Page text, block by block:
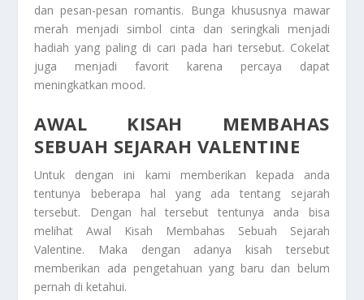
dan pesan-pesan romantis. Bunga khususnya mawar
merah menjadi simbol cinta dan seringkali menjadi
hadiah yang paling di cari pada hari tersebut. Cokelat
juga menjadi favorit karena percaya dapat
meningkatkan mood.
AWAL KISAH MEMBAHAS
SEBUAH SEJARAH VALENTINE
Untuk dengan ini kami memberikan kepada anda
tentunya beberapa hal yang ada tentang sejarah
tersebut. Dengan hal tersebut tentunya anda bisa
melihatAwal Kisah Membahas Sebuah Sejarah
Valentine. Maka dengan adanya kisah tersebut
memberikan ada pengetahuan yang baru dan belum
pernah di ketahui.